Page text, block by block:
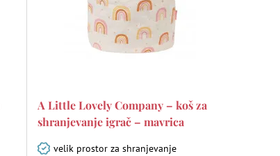
A Little Lovely Company – koš za
shranjevanje igrač – mavrica
velik prostor za shranjevanje